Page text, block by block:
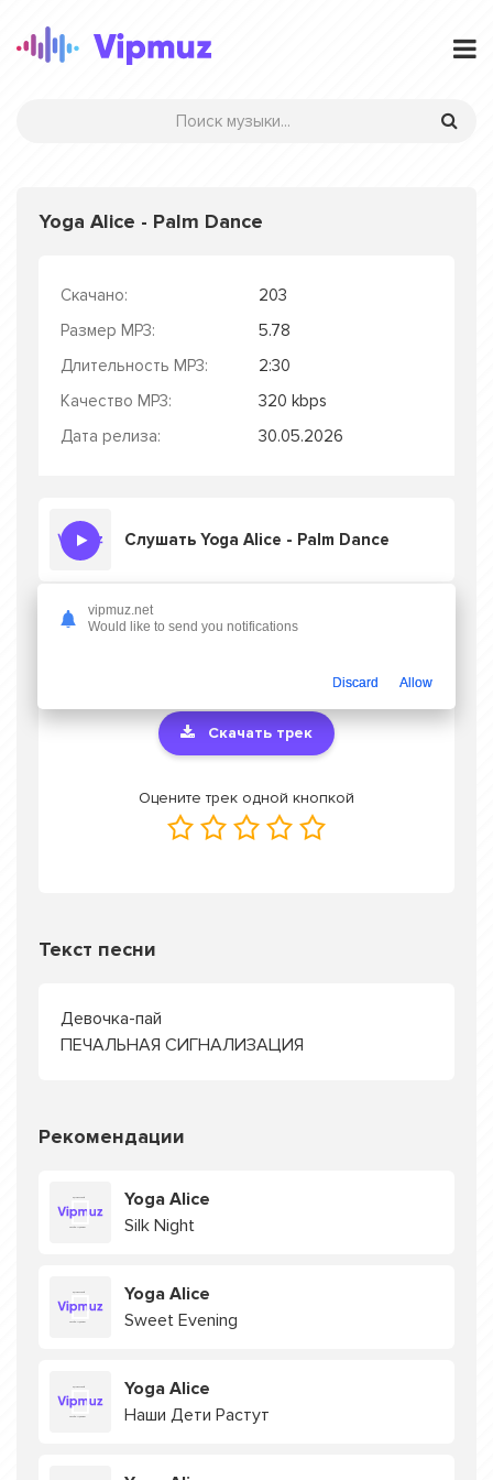
Yoga Alice - Palm Dance
Скачано:
203
Размер MP3:
5.78
Длительность MP3:
2:30
Качество MP3:
320 kbps
Дата релиза:
30.05.2026
Слушать Yoga Alice - Palm Dance
Скачать песню Yoga Alice - Palm Dance
Скачать трек
Оцените трек одной кнопкой
Текст песни
Девочка-пай
ПЕЧАЛЬНАЯ СИГНАЛИЗАЦИЯ
Рекомендации
Yoga Alice
Silk Night
Yoga Alice
Sweet Evening
Yoga Alice
Наши Дети Растут
vipmuz.net
Would like to send you notifications
Discard Allow